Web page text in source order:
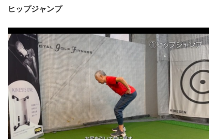
ヒップジャンプ